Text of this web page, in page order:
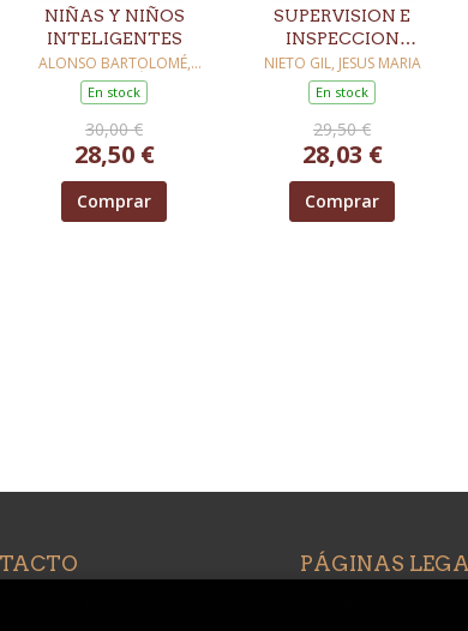
NIÑAS Y NIÑOS
INTELIGENTES
ALONSO BARTOLOMÉ,
JOSÉ RAMÓN
En stock
30,00 €
28,50 €
Comprar
SUPERVISION E
INSPECCION
EDUCATIVAS
NIETO GIL, JESUS MARIA
En stock
29,50 €
28,03 €
Comprar
PÁGINAS